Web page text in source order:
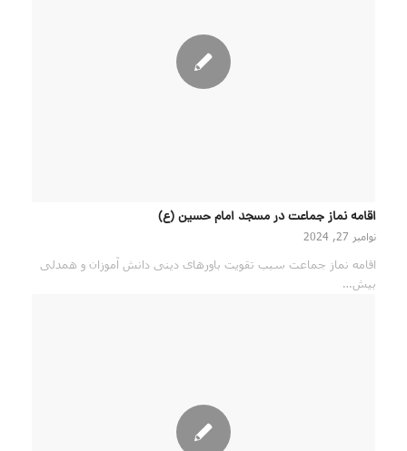
اقامه نماز جماعت در مسجد امام حسین (ع)
نوامبر 27, 2024
اقامه نماز جماعت سبب تقویت باورهای دینی دانش آموزان و همدلی
بیش…